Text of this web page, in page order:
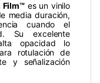
Film™es un vinilo
media duración,
cuando el
Su excelente
opacidad lo
rotulación de
y señalización